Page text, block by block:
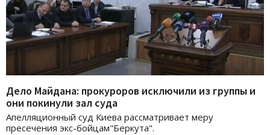
Дело Майдана: прокуроров исключили из группы и
они покинули зал суда
Апелляционный суд Киева рассматривает меру
пресечения экс-бойцам"Беркута".